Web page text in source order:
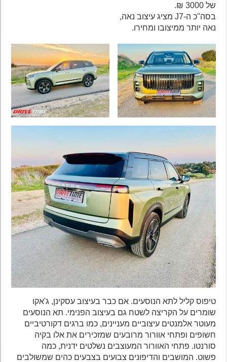
של 3000 ₪.
בסה"כ ה-J7 מציג עיצוב נאה,
נאה יותר ממיצובו ומחירו.
טיפוס קליל לתא הנוסעים. אם כבר בעיצוב עסקינן, ג'אקו
שומרים על הקריצה לשטח גם בעיצוב הפנימי. תא הנוסעים
מעוטר אלמנטים עיצוביים מעניינים, כמו ברגים דקורטיביים
חשופים ופתחי אוורור מרובעים שמזכירים את אלו בקיה
סורנטו. פתחי האוורור המעוצבים נשלטים ידנית, כמה
פשוט. המושבים והדיפונים צבועים בצבעים כהים שמשולבים